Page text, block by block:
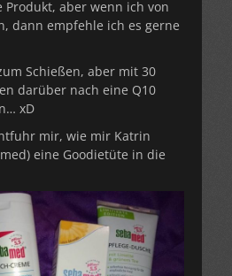
Produkt, aber wenn ich von
dann empfehle ich es gerne
Schießen, aber mit 30
darüber nach eine Q10
xD
mir, wie mir Katrin
eine Goodietüte in die